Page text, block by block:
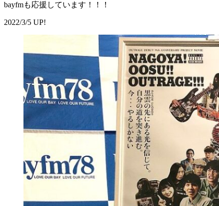
bayfmも応援しています！！！
2022/3/5 UP!